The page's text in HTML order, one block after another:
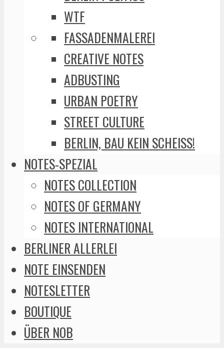
WTF
FASSADENMALEREI
CREATIVE NOTES
ADBUSTING
URBAN POETRY
STREET CULTURE
BERLIN, BAU KEIN SCHEISS!
NOTES-SPEZIAL
NOTES COLLECTION
NOTES OF GERMANY
NOTES INTERNATIONAL
BERLINER ALLERLEI
NOTE EINSENDEN
NOTESLETTER
BOUTIQUE
ÜBER NOB